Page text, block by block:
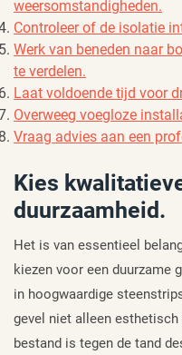
weersomstandigheden.
Controleer of de isolatie
Werk van beneden naar
te verdelen.
Laat voldoende tijd voor
Overweeg voegloze
Vraag advies aan een
Kies
duurzaamheid.
Het is van essentieel
kiezen voor een duurzame
in hoogwaardige
gevel niet alleen
bestand is tegen de tand